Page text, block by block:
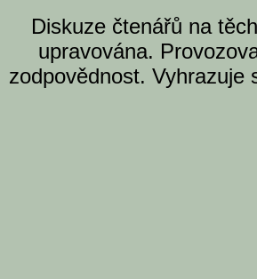
Diskuze čtenářů na
upravována.
zodpovědnost. Vyhrazuje